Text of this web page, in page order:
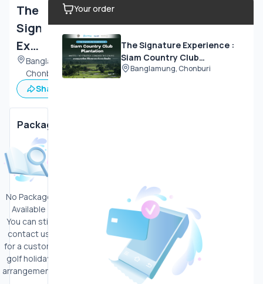
The
Signature
Experience
:
Siam
Country
Plantation
Banglamung,
Chonburi
Share
Package
No Package
Available
You can still
contact us
for a custom
golf holiday
arrangement.
Your order
The Signature Experience :
Siam Country Club
Plantation
Banglamung, Chonburi